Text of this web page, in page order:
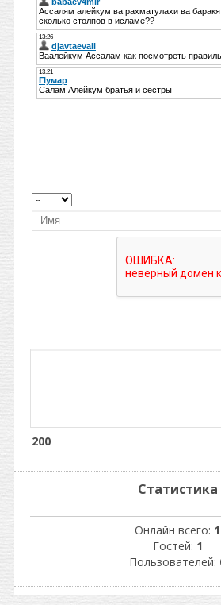
200
Статистика
Онлайн всего: 1
Гостей: 1
Пользователей: